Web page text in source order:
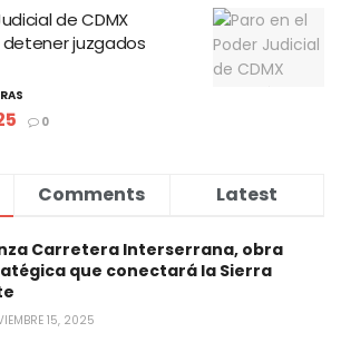
de CDMX
juzgados
0
Comments Latest
Carretera Interserrana, obra
que conectará la Sierra
15, 2025